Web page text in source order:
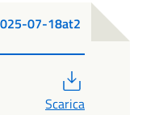
07-18at2
Scarica